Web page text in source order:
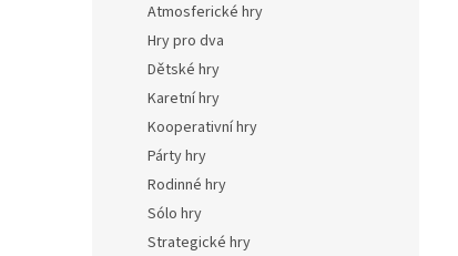
Atmosferické hry
Hry pro dva
Dětské hry
Karetní hry
Kooperativní hry
Párty hry
Rodinné hry
Sólo hry
Strategické hry